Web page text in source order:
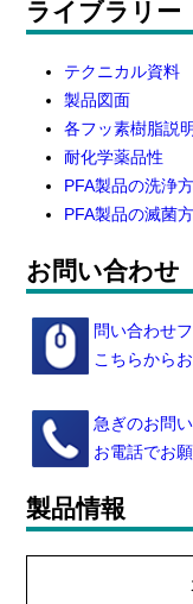
ライブラリー
テクニカル資料
製品図面
各フッ素樹脂説明
耐化学薬品性
PFA製品の洗浄
PFA製品の滅菌
お問い合わせ
問い合わせ
こちらから
急ぎのお問
お電話でお
製品情報